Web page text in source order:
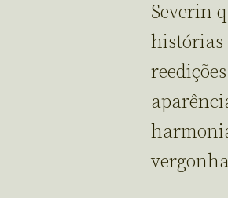
Severin
histórias